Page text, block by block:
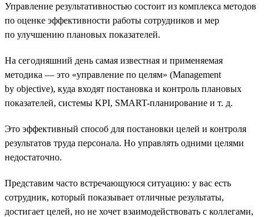
Управление результативностью состоит из комплекса методов
по оценке эффективности работы сотрудников и мер
по улучшению плановых показателей.
На сегодняшний день самая известная и применяемая
методика — это «управление по целям» (Management
by objective), куда входят постановка и контроль плановых
показателей, системы KPI, SMART-планирование и т. д.
Это эффективный способ для постановки целей и контроля
результатов труда персонала. Но управлять одними целями
недостаточно.
Представим часто встречающуюся ситуацию: у вас есть
сотрудник, который показывает отличные результаты,
достигает целей, но не хочет взаимодействовать с коллегами,